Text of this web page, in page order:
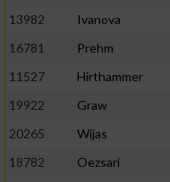
13982
Ivanova
16781
Prehm
11527
Hirthammer
19922
Graw
20265
Wijas
18782
Oezsari